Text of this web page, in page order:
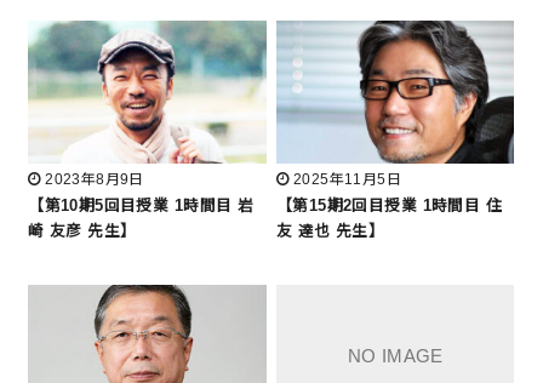
2023年8月9日
【第10期5回目授業 1時間目 岩
崎 友彦 先生】
2025年11月5日
【第15期2回目授業 1時間目 住
友 達也 先生】